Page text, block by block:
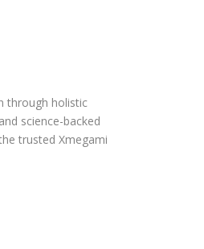
through holistic
science-backed
trusted Xmegami